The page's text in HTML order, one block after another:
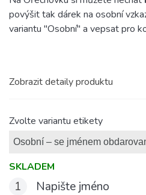
povýšit tak dárek na osobní
variantu "Osobní" a vepsat pro
Zobrazit detaily produktu
Zvolte variantu etikety
SKLADEM
1 Napište jméno